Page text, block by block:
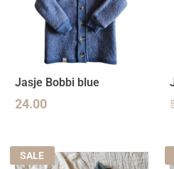
Jasje Bobbi blue
24.00
SALE